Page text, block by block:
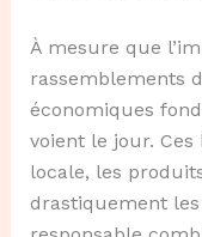
À mesure que
rassemblements
économiques
voient le jour.
locale, les
drastiquement